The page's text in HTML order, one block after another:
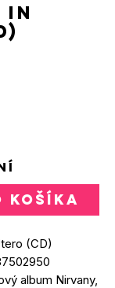
In
KOŠÍKA
(CD)
album Nirvany,